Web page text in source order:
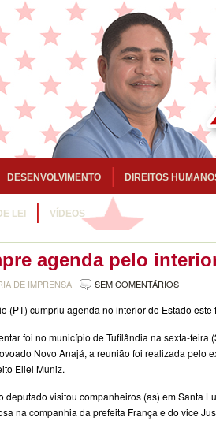
DESENVOLVIMENTO DIREITOS
LEI VÍDEOS
agenda pelo
DE IMPRENSA SEM COMENTÁRIOS
(PT) cumpriu agenda no interior do Estado este
foi no município de Tufilândia na sexta-feira
Novo Anajá, a reunião foi realizada pelo
Eliel Muniz.
deputado visitou companheiros (as) em Santa
na companhia da prefeita França e do vice